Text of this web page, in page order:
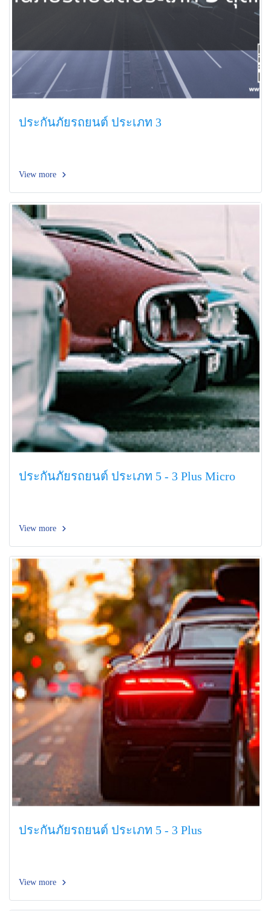
ประกันภัยรถยนต์ ประเภท 3
View more
ประกันภัยรถยนต์ ประเภท 5 - 3 Plus Micro
View more
ประกันภัยรถยนต์ ประเภท 5 - 3 Plus
View more